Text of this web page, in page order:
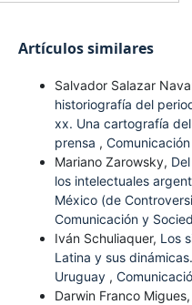
Artículos similares
Salvador Salazar
historiografía del
xx. Una cartografía
prensa ,
Mariano Zarowsky,
los intelectuales
México (de
Comunicación y
Iván Schuliaquer, Los
Latina y sus
Uruguay ,
Darwin Franco Migues,